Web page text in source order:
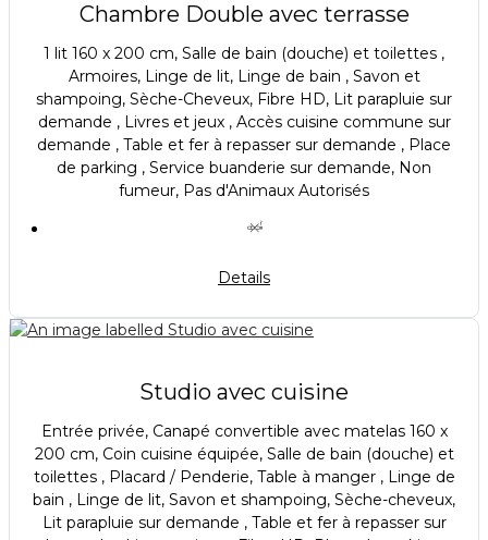
Chambre Double avec terrasse
1 lit 160 x 200 cm, Salle de bain (douche) et toilettes ,
Armoires, Linge de lit, Linge de bain , Savon et
shampoing, Sèche-Cheveux, Fibre HD, Lit parapluie sur
demande , Livres et jeux , Accès cuisine commune sur
demande , Table et fer à repasser sur demande , Place
de parking , Service buanderie sur demande, Non
fumeur, Pas d'Animaux Autorisés
Details
Studio avec cuisine
Entrée privée, Canapé convertible avec matelas 160 x
200 cm, Coin cuisine équipée, Salle de bain (douche) et
toilettes , Placard / Penderie, Table à manger , Linge de
bain , Linge de lit, Savon et shampoing, Sèche-cheveux,
Lit parapluie sur demande , Table et fer à repasser sur